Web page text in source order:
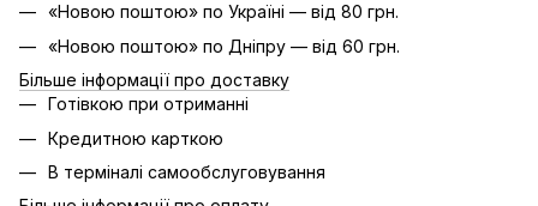
«Новою поштою» по Україні — від 80 грн.
«Новою поштою» по Дніпру — від 60 грн.
Більше інформації про доставку
Готівкою при отриманні
Кредитною карткою
В терміналі самообслуговування